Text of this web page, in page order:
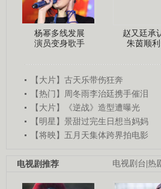
杨幂多线发展
演员变身歌手
赵又廷承
朱茵顺
【大片】古天乐带伤狂奔
【热门】周冬雨李治廷携手催泪
【大片】《逆战》造型遭曝光
【明星】景甜过完生日想当妈妈
【将映】五月天集体跨界拍电影
电视剧台|热
电视剧推荐